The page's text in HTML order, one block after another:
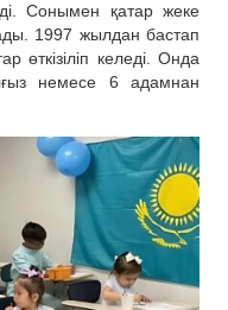
Сонымен қатар жеке
1997 жылдан бастап
өткізіліп келеді. Онда
немесе 6 адамнан